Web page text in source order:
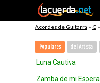
Acordes de Guitarra » C »
Populares del Artista
Luna Cautiva
Zamba de mi